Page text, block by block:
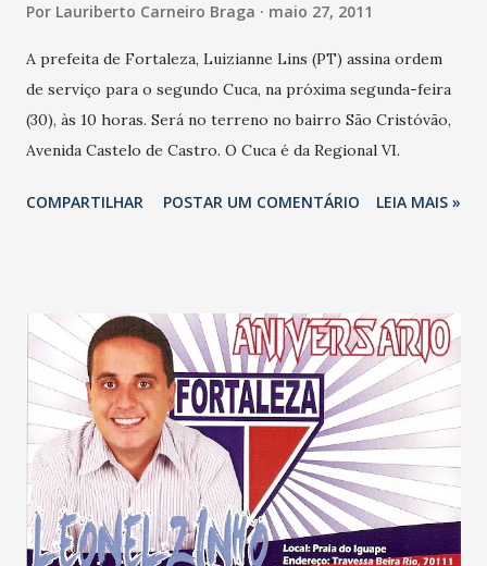
ganhando mal". Disse também que o trabalhador continua
tendo mais mês do que salário e que "a Justiça deixou de
ser o hospital da cidadania".
Por Lauriberto Carneiro Braga maio 27, 2011
A prefeita de Fortaleza, Luizianne Lins (PT) assina ordem
de serviço para o segundo Cuca, na próxima segunda-feira
(30), às 10 horas. Será no terreno no bairro São Cristóvão,
Avenida Castelo de Castro. O Cuca é da Regional VI.
COMPARTILHAR POSTAR UM COMENTÁRIO LEIA MAIS »